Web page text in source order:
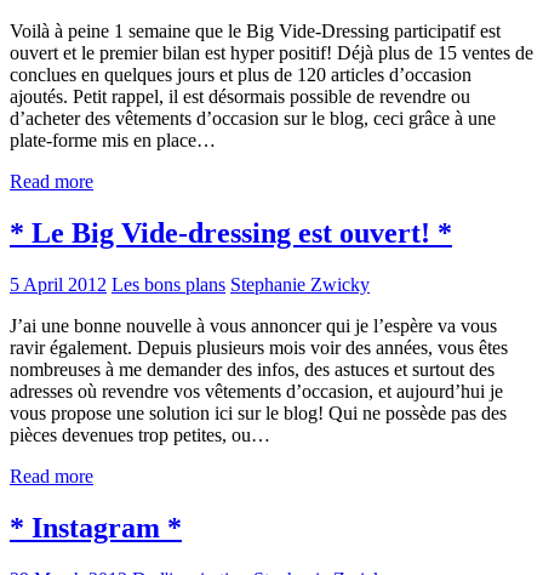
Voilà à peine 1 semaine que le Big Vide-Dressing participatif est
ouvert et le premier bilan est hyper positif! Déjà plus de 15 ventes de
conclues en quelques jours et plus de 120 articles d’occasion
ajoutés. Petit rappel, il est désormais possible de revendre ou
d’acheter des vêtements d’occasion sur le blog, ceci grâce à une
plate-forme mis en place…
Read more
* Le Big Vide-dressing est ouvert! *
5 April 2012 Les bons plans Stephanie Zwicky
J’ai une bonne nouvelle à vous annoncer qui je l’espère va vous
ravir également. Depuis plusieurs mois voir des années, vous êtes
nombreuses à me demander des infos, des astuces et surtout des
adresses où revendre vos vêtements d’occasion, et aujourd’hui je
vous propose une solution ici sur le blog! Qui ne possède pas des
pièces devenues trop petites, ou…
Read more
* Instagram *